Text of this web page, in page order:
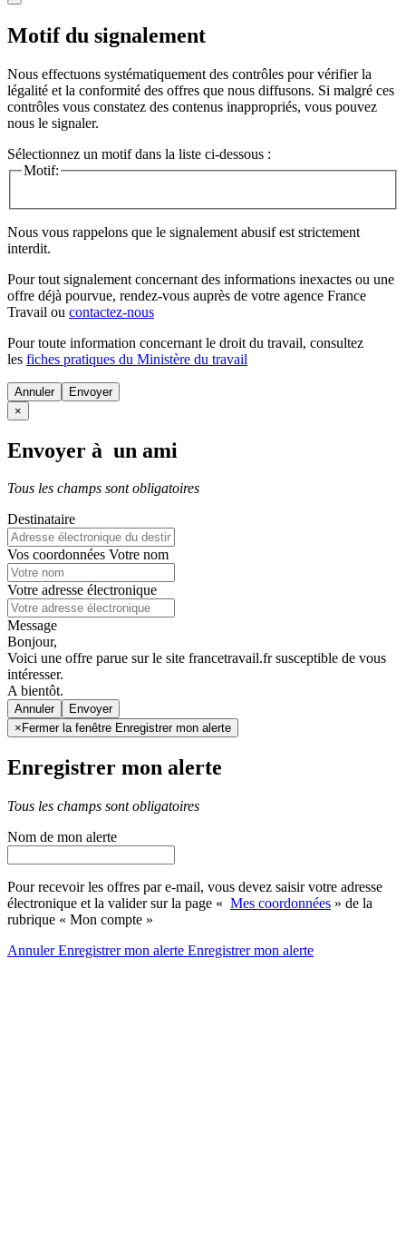
Motif du signalement
Nous effectuons systématiquement des contrôles pour vérifier la
légalité et la conformité des offres que nous diffusons. Si malgré ces
contrôles vous constatez des contenus inappropriés, vous pouvez
nous le signaler.
Sélectionnez un motif dans la liste ci-dessous :
Motif:
Nous vous rappelons que le signalement abusif est strictement
interdit.
Pour tout signalement concernant des informations inexactes ou une
offre déjà pourvue, rendez-vous auprès de votre agence France
Travail ou contactez-nous
Pour toute information concernant le droit du travail, consultez
les fiches pratiques du Ministère du travail
Annuler
×
Envoyer à un ami
Tous les champs sont obligatoires
Destinataire
Vos coordonnées Votre nom
Votre adresse électronique
Message
Bonjour,
Voici une offre parue sur le site francetravail.fr susceptible de vous
intéresser.
A bientôt.
Annuler
× Fermer la fenêtre Enregistrer mon alerte
Enregistrer mon alerte
Tous les champs sont obligatoires
Nom de mon alerte
Pour recevoir les offres par e-mail, vous devez saisir votre adresse
électronique et la valider sur la page « Mes coordonnées » de la
rubrique « Mon compte »
AnnulerEnregistrer mon alerte Enregistrermon alerte